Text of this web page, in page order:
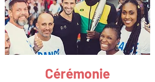
Cérémonie